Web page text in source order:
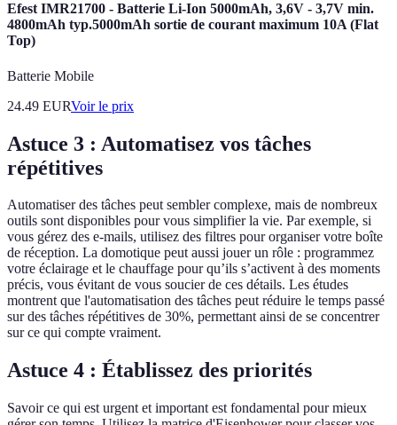
Efest IMR21700 - Batterie Li-Ion 5000mAh, 3,6V - 3,7V min.
4800mAh typ.5000mAh sortie de courant maximum 10A (Flat
Top)
Batterie Mobile
24.49 EURVoir le prix
Astuce 3 : Automatisez vos tâches
répétitives
Automatiser des tâches peut sembler complexe, mais de nombreux
outils sont disponibles pour vous simplifier la vie. Par exemple, si
vous gérez des e-mails, utilisez des filtres pour organiser votre boîte
de réception. La domotique peut aussi jouer un rôle : programmez
votre éclairage et le chauffage pour qu’ils s’activent à des moments
précis, vous évitant de vous soucier de ces détails. Les études
montrent que l'automatisation des tâches peut réduire le temps passé
sur des tâches répétitives de 30%, permettant ainsi de se concentrer
sur ce qui compte vraiment.
Astuce 4 : Établissez des priorités
Savoir ce qui est urgent et important est fondamental pour mieux